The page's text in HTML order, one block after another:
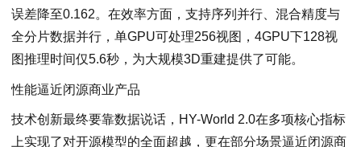
误差降至0.162。在效率方面，支持序列并行、混合精度与
全分片数据并行，单GPU可处理256视图，4GPU下128视
图推理时间仅5.6秒，为大规模3D重建提供了可能。
性能逼近闭源商业产品
技术创新最终要靠数据说话，HY-World 2.0在多项核心指标
上实现了对开源模型的全面超越，更在部分场景逼近闭源商